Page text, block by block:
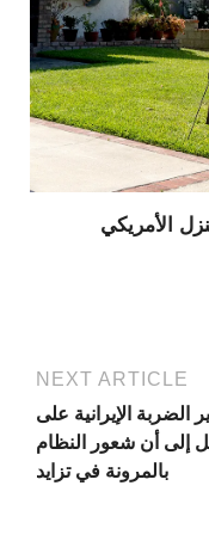
الأمريكي
NEXT ARTICLE
الضربة الإيرانية على
إلى أن شعور النظام
بالمرونة في تزايد